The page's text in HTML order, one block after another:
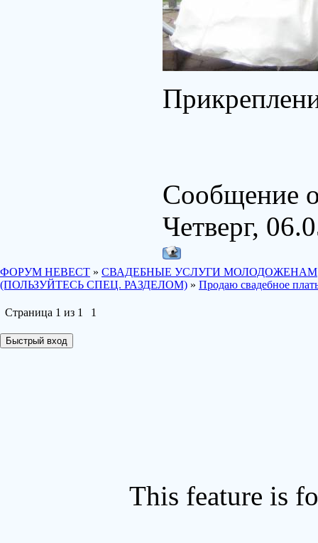
Сообщение
Четверг,
ФОРУМ НЕВЕСТ » СВАДЕБНЫЕ УСЛУГИ МОЛОДОЖЕНАМ
(ПОЛЬЗУЙТЕСЬ СПЕЦ. РАЗДЕЛОМ) » Продаю свадебное
Страница 1 из 1 1
This feature is